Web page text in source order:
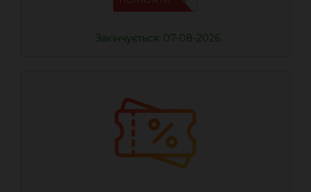
Закінчується: 07-08-2026